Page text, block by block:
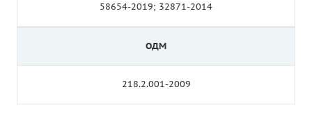
58654-2019; 32871-2014
ОДМ
218.2.001-2009